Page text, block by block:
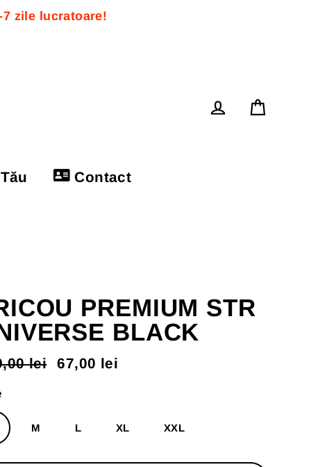
zile lucratoare!
Contact
PREMIUM STR
BLACK
lei 67,00 lei
M L XL XXL